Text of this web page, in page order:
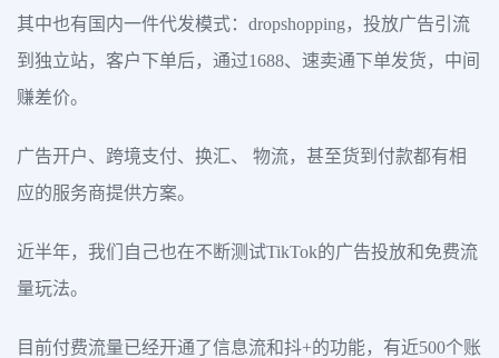
其中也有国内一件代发模式：dropshopping，投放广告引流
到独立站，客户下单后，通过1688、速卖通下单发货，中间
赚差价。
广告开户、跨境支付、换汇、 物流，甚至货到付款都有相
应的服务商提供方案。
近半年，我们自己也在不断测试TikTok的广告投放和免费流
量玩法。
目前付费流量已经开通了信息流和抖+的功能，有近500个账